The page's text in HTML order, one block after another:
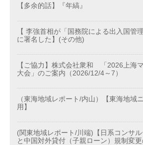
【多余的話】『年縞』
【 李強首相が「国務院による出入国管
に署名した】(その他)
【ご協力】株式会社衆和 「2026上海
大会」のご案内（2026/12/4～7）
（東海地域レポート/内山）【東海地域
用】
(関東地域レポート/川端)【日系コンサ
と中国対外貸付（子親ローン）規制変更